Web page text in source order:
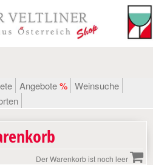
Angebote% Weinsuche
Der Warenkorb ist noch leer